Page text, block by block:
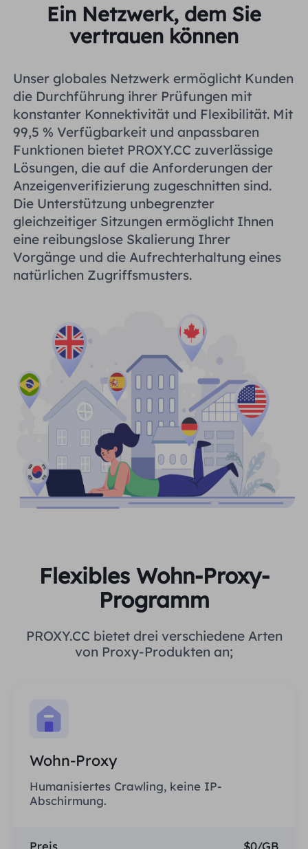
Ein Netzwerk, dem Sie
vertrauen können
Unser globales Netzwerk ermöglicht Kunden
die Durchführung ihrer Prüfungen mit
konstanter Konnektivität und Flexibilität. Mit
99,5 % Verfügbarkeit und anpassbaren
Funktionen bietet PROXY.CC zuverlässige
Lösungen, die auf die Anforderungen der
Anzeigenverifizierung zugeschnitten sind.
Die Unterstützung unbegrenzter
gleichzeitiger Sitzungen ermöglicht Ihnen
eine reibungslose Skalierung Ihrer
Vorgänge und die Aufrechterhaltung eines
natürlichen Zugriffsmusters.
Flexibles Wohn-Proxy-
Programm
PROXY.CC bietet drei verschiedene Arten
von Proxy-Produkten an;
Wohn-Proxy
Humanisiertes Crawling, keine IP-
Abschirmung.
Preis $0/GB